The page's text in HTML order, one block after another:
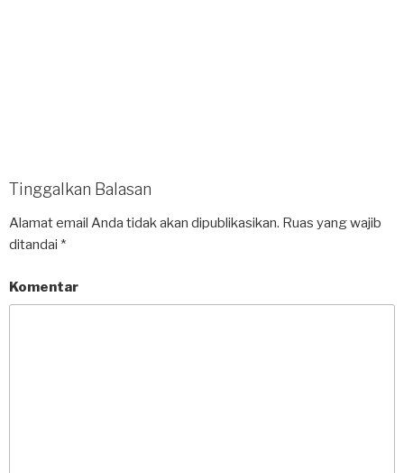
Tinggalkan Balasan
Alamat email Anda tidak akan dipublikasikan. Ruas yang wajib
ditandai *
Komentar